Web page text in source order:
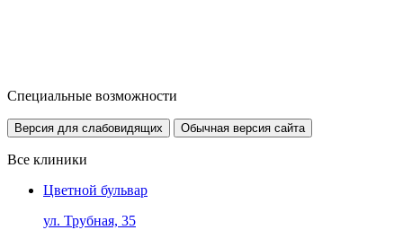
Специальные возможности
Версия для слабовидящих Обычная версия сайта
Все клиники
Цветной бульвар
ул. Трубная, 35